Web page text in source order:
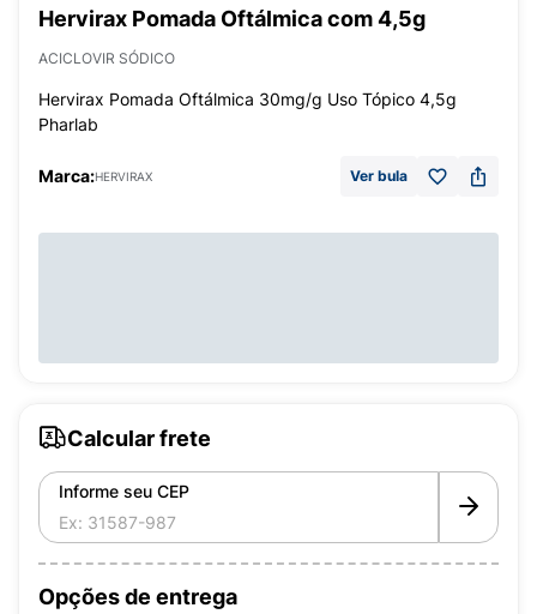
Hervirax Pomada Oftálmica com 4,5g
ACICLOVIR SÓDICO
Hervirax Pomada Oftálmica 30mg/g Uso Tópico 4,5g
Pharlab
Marca:HERVIRAX Ver bula
Calcular frete
Informe seu CEP
Opções de entrega